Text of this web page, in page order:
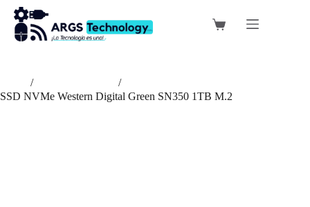
Saltar
contenido
Carro
/
/
SSD NVMe Western Digital Green SN350 1TB M.2